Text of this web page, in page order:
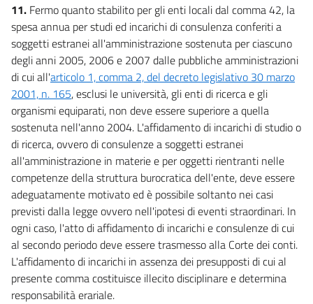
11. Fermo quanto stabilito per gli enti locali dal comma 42, la
spesa annua per studi ed incarichi di consulenza conferiti a
soggetti estranei all'amministrazione sostenuta per ciascuno
degli anni 2005, 2006 e 2007 dalle pubbliche amministrazioni
di cui all'articolo 1, comma 2, del decreto legislativo 30 marzo
2001, n. 165, esclusi le università, gli enti di ricerca e gli
organismi equiparati, non deve essere superiore a quella
sostenuta nell'anno 2004. L'affidamento di incarichi di studio o
di ricerca, ovvero di consulenze a soggetti estranei
all'amministrazione in materie e per oggetti rientranti nelle
competenze della struttura burocratica dell'ente, deve essere
adeguatamente motivato ed è possibile soltanto nei casi
previsti dalla legge ovvero nell'ipotesi di eventi straordinari. In
ogni caso, l'atto di affidamento di incarichi e consulenze di cui
al secondo periodo deve essere trasmesso alla Corte dei conti.
L'affidamento di incarichi in assenza dei presupposti di cui al
presente comma costituisce illecito disciplinare e determina
responsabilità erariale.